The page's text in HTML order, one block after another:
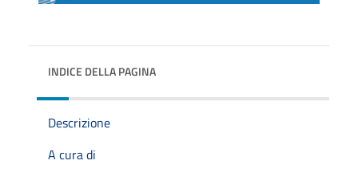
INDICE DELLA PAGINA
Descrizione
A cura di